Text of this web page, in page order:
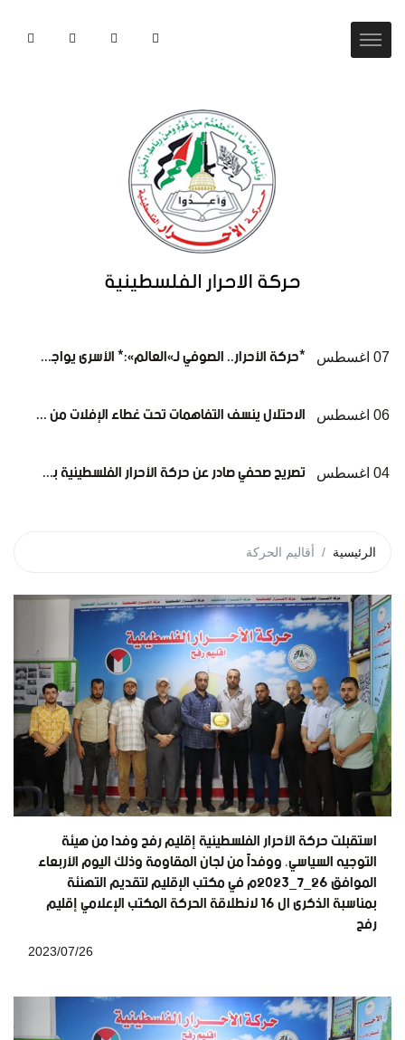
07 اغسطس *حركة الأحرار.. الصوفي لـ«العالم»:* الأسرى يواجهون كارثة إنسانية ممنهجة داخل سجون الاحتلال
06 اغسطس الاحتلال ينسف التفاهمات تحت غطاء الإفلات من العقاب... وعلى الوسطاء الانتقال من الإدانة إلى الإلزام*
04 اغسطس تصريح صحفي صادر عن حركة الأحرار الفلسطينية بشأن تشيع شهداء عائلة أبوشريعة والحساينة
الرئيسية أقاليم الحركة
استقبلت حركة الأحرار الفلسطينية إقليم رفح وفدا من هيئة
التوجيه السياسي، ووفداً من لجان المقاومة وذلك اليوم الأربعاء
الموافق ٢٦_٧_٢٠٢٣م في مكتب الإقليم لتقديم التهنئة
بمناسبة الذكرى ال 16 لانطلاقة الحركة المكتب الإعلامي إقليم
رفح